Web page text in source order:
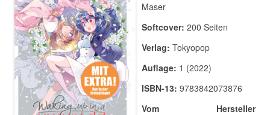
Maser
Softcover: 200 Seiten
Verlag: Tokyopop
Auflage: 1 (2022)
ISBN-13: 9783842073876
Vom Hersteller